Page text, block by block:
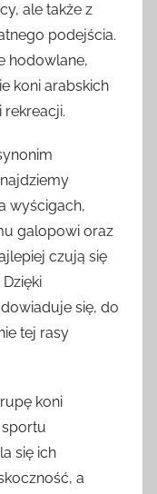
ale także z
podejścia.
hodowlane,
koni arabskich
wyścigach,
galopowi oraz
czują się
się, do
tej rasy
koni
się ich
a